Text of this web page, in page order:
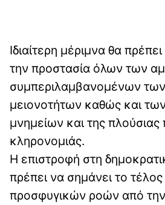
Ιδιαίτερη μέριμνα θα
την προστασία όλων των
συμπεριλαμβανομένων
μειονοτήτων καθώς και
μνημείων και της πλούσιας
κληρονομιάς.
Η επιστροφή στη
πρέπει να σημάνει το
προσφυγικών ροών από